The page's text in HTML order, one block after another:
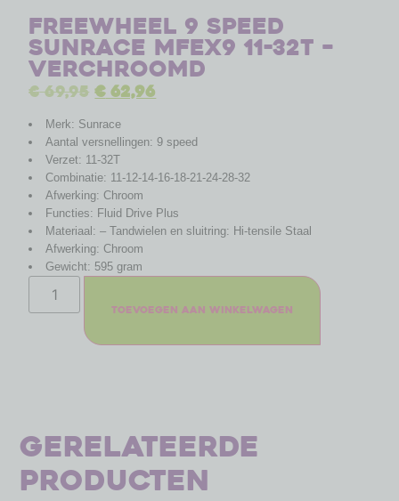
Freewheel 9 speed
Sunrace MFEX9 11-32T –
verchroomd
€69,95 €62,96
Merk: Sunrace
Aantal versnellingen: 9 speed
Verzet: 11-32T
Combinatie: 11-12-14-16-18-21-24-28-32
Afwerking: Chroom
Functies: Fluid Drive Plus
Materiaal: – Tandwielen en sluitring: Hi-tensile Staal
Afwerking: Chroom
Gewicht: 595 gram
Toevoegen aan winkelwagen
Gerelateerde
producten